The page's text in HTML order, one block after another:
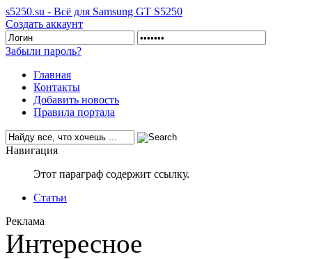
s5250.su - Всё для Samsung GT S5250
Создать аккаунт
Забыли пароль?
Главная
Контакты
Добавить новость
Правила портала
Навигация
Этот параграф содержит ссылку.
Статьи
Реклама
Интересное